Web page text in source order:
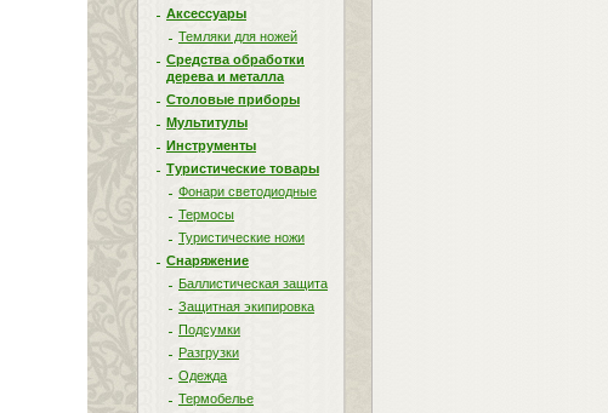
Аксессуары
Темляки для ножей
Средства обработки
дерева и металла
Столовые приборы
Мультитулы
Инструменты
Туристические товары
Фонари светодиодные
Термосы
Туристические ножи
Снаряжение
Баллистическая защита
Защитная экипировка
Подсумки
Разгрузки
Одежда
Термобелье